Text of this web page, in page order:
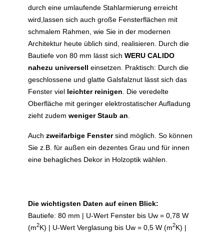
durch eine umlaufende Stahlarmierung erreicht
wird,lassen sich auch große Fensterflächen mit
schmalem Rahmen, wie Sie in der modernen
Architektur heute üblich sind, realisieren. Durch die
Bautiefe von 80 mm lässt sich WERU CALIDO
nahezu universell einsetzen. Praktisch: Durch die
geschlossene und glatte Galsfalznut lässt sich das
Fenster viel leichter reinigen . Die veredelte
Oberfläche mit geringer elektrostatischer Aufladung
zieht zudem weniger Staub an
Auch zweifarbige Fenstersind möglich. So können
Sie z.B. für außen ein dezentes Grau und für innen
eine behagliches Dekor in Holzoptik wählen.
Die wichtigsten Daten auf einen Blick:
Bautiefe: 80 mm | U-Wert Fenster bis Uw = 0,78 W
(m2K) | U-Wert Verglasung bis Uw = 0,5 W (m2K) |